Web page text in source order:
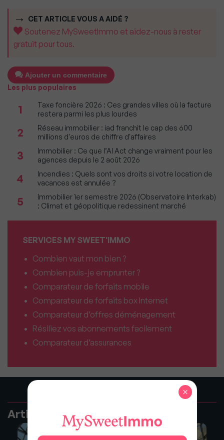
CET ARTICLE VOUS A AIDÉ ?
Soutenez MySweetImmo et aidez-nous à rester
gratuit pour tous.
Ajouter un commentaire
Les plus populaires
1
Taxe foncière 2026 : Ces grandes villes où la facture
restera parmi les plus lourdes
2
Réseau immobilier : iad franchit le cap des 600
millions d'euros de chiffre d'affaires
3
Immobilier : Ce que l’AI Act change vraiment pour les
agences depuis le 2 août 2026
4
Incendies : Quels sont vos droits si votre location de
vacances est annulée ?
5
Immobilier 1er semestre 2026 (Observatoire Interkab)
: Climat et géopolitique redessinent marché
SERVICES MY SWEET'IMMO
Combien vaut mon bien ?
Combien puis-je emprunter ?
Comparateur de forfaits mobile
Comparateur de forfaits box Internet
Comparateur d’offres déménagement
Résiliez vos abonnements facilement
Comparateur d’assurances
Articles recommandés
×